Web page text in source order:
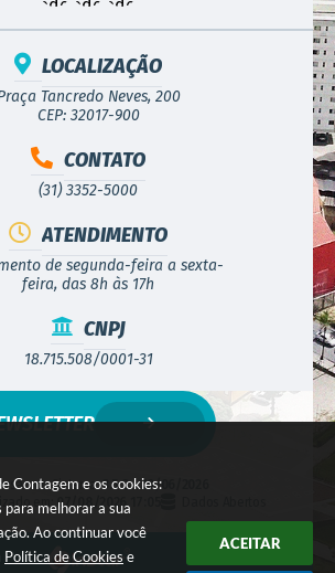
Contagem e os cookies:
para melhorar a sua
Ao continuar você
Política de Cookies e
ACEITAR
LOCALIZAÇÃO
Tancredo Neves, 200
CEP: 32017-900
CONTATO
(31) 3352-5000
ATENDIMENTO
de segunda-feira a sexta-
feira, das 8h às 17h
CNPJ
18.715.508/0001-31
do Sistema:3.5.3 - 19/06/2026
em:
07/08/2026 17:05